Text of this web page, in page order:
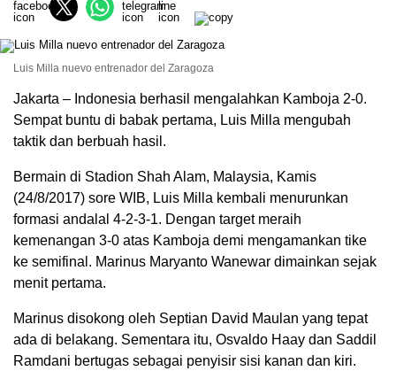
Luis Milla nuevo entrenador del Zaragoza
Jakarta – Indonesia berhasil mengalahkan Kamboja 2-0.
Sempat buntu di babak pertama, Luis Milla mengubah
taktik dan berbuah hasil.
Bermain di Stadion Shah Alam, Malaysia, Kamis
(24/8/2017) sore WIB, Luis Milla kembali menurunkan
formasi andalal 4-2-3-1. Dengan target meraih
kemenangan 3-0 atas Kamboja demi mengamankan tike
ke semifinal. Marinus Maryanto Wanewar dimainkan sejak
menit pertama.
Marinus disokong oleh Septian David Maulan yang tepat
ada di belakang. Sementara itu, Osvaldo Haay dan Saddil
Ramdani bertugas sebagai penyisir sisi kanan dan kiri.